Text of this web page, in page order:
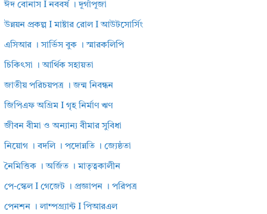
ঈদ বোনাস I নববর্ষ । দূর্গাপূজা
উন্নয়ন প্রকল্প I মাষ্টার রোল I আউটসোর্সিং
এসিআর । সার্ভিস বুক । স্মারকলিপি
চিকিৎসা । আর্থিক সহায়তা
জাতীয় পরিচয়পত্র । জন্ম নিবন্ধন
জিপিএফ অগ্রিম I গৃহ নির্মাণ ঋণ
জীবন বীমা ও অন্যান্য বীমার সুবিধা
নিয়োগ । বদলি । পদোন্নতি । জ্যেষ্ঠতা
নৈমিত্তিক । অর্জিত । মাতৃত্বকালীন
পে-স্কেল I গেজেট । প্রজ্ঞাপন । পরিপত্র
পেনশন । লাম্পগ্র্যান্ট I পিআরএল